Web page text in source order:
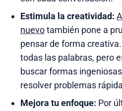
Estimula la creatividad:
nuevotambién pone a
pensar de forma
todas las palabras, pero
buscar formas
resolver problemas
Mejora tu enfoque: Por